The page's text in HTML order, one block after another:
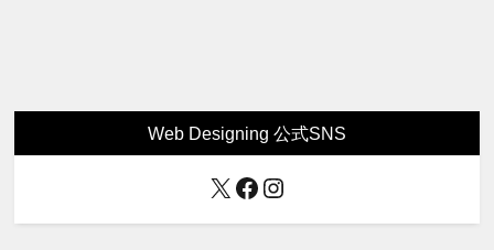
Web Designing 公式SNS
X Facebook
Instagram